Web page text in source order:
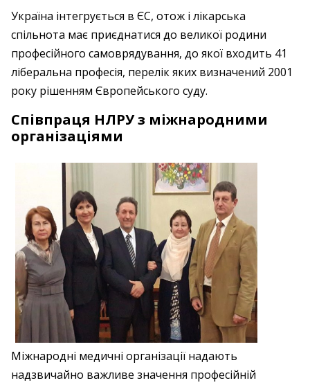
Україна інтегрується в ЄС, отож і лікарська
спільнота має приєднатися до великої родини
професійного самоврядування, до якої входить 41
ліберальна професія, перелік яких визначений 2001
року рішенням Європейського суду.
Співпраця НЛРУ з міжнародними
організаціями
Міжнародні медичні організації надають
надзвичайно важливе значення професійній